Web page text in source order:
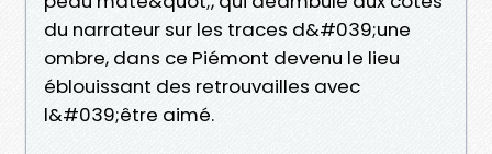
du narrateur sur les traces d&#039;une
ombre, dans ce Piémont devenu le lieu
éblouissant des retrouvailles avec
l&#039;être aimé.